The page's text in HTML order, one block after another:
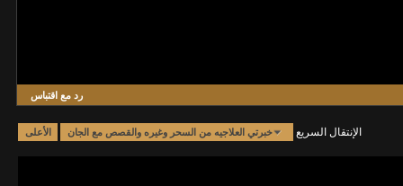
رد مع اقتباس
الإنتقال السريع خبرتي العلاجيه من السحر وغيره والقصص مع الجان الأعلى